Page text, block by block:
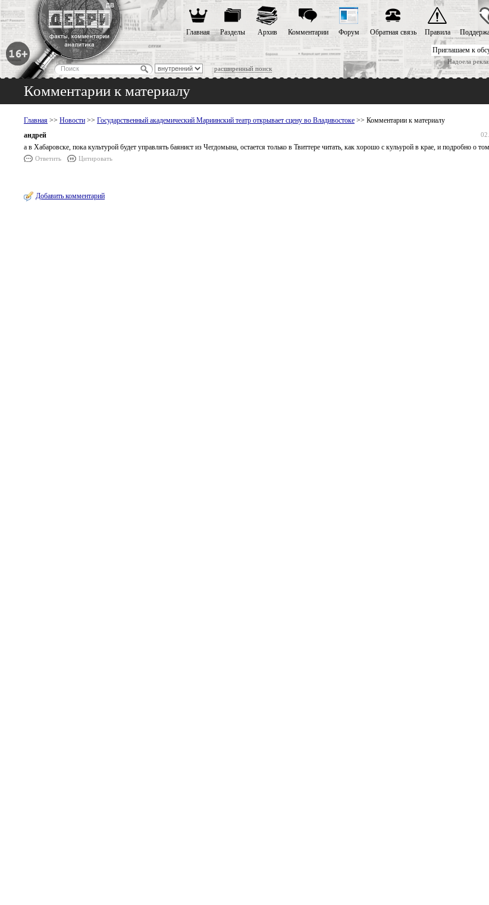
Приглашаем к
Надоела
расширенный поиск
Главная Разделы Архив Комментарии Форум Обратная связь Правила
Комментарии к материалу
Главная >> Новости >> Государственный академический Мариинский театр открывает сцену во Владивостоке >> Комментарии к материалу
андрей
а в Хабаровске, пока культурой будет управлять баянист из Чегдомына, остается только в Твиттере читать, как хорошо с кульурой в крае, и подробно о
Ответить Цитировать
Добавить комментарий